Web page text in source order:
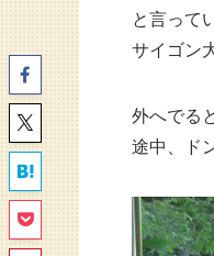
と言って
サイゴン
外へでる
途中、ド